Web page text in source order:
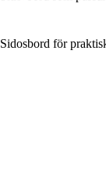
Sidosbord för